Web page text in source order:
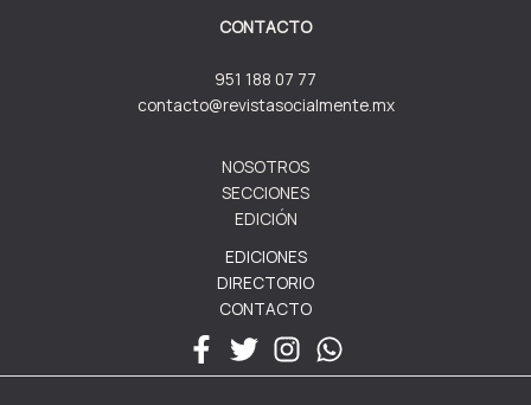
CONTACTO
951 188 07 77
contacto@revistasocialmente.mx
NOSOTROS
SECCIONES
EDICIÓN
EDICIONES
DIRECTORIO
CONTACTO